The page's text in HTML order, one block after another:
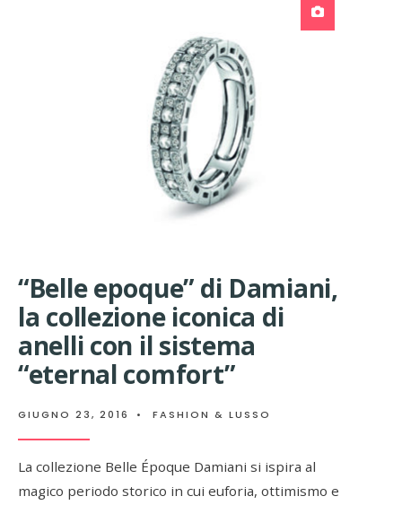
“Belle epoque” di Damiani,
la collezione iconica di
anelli con il sistema
“eternal comfort”
GIUGNO 23, 2016 • FASHION & LUSSO
La collezione Belle Époque Damiani si ispira al
magico periodo storico in cui euforia, ottimismo e